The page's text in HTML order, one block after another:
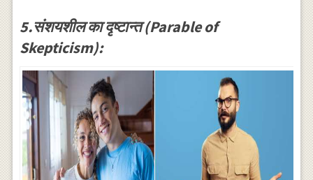
5.संशयशील का दृष्टान्त (Parable of
Skepticism):